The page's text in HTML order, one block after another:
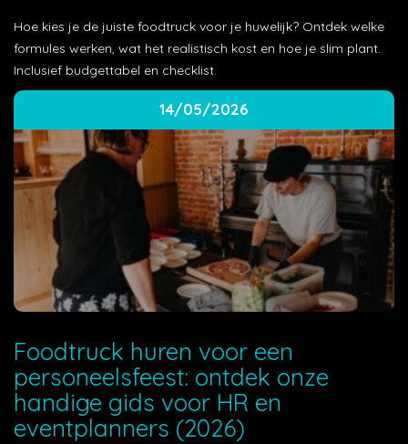
Hoe kies je de juiste foodtruck voor je huwelijk? Ontdek welke
formules werken, wat het realistisch kost en hoe je slim plant.
Inclusief budgettabel en checklist.
14/05/2026
Foodtruck huren voor een
personeelsfeest: ontdek onze
handige gids voor HR en
eventplanners (2026)